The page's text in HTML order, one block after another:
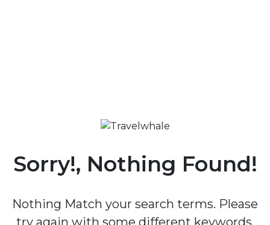
Sorry!, Nothing Found!
Nothing Match your search terms. Please
try again with some different keywords.